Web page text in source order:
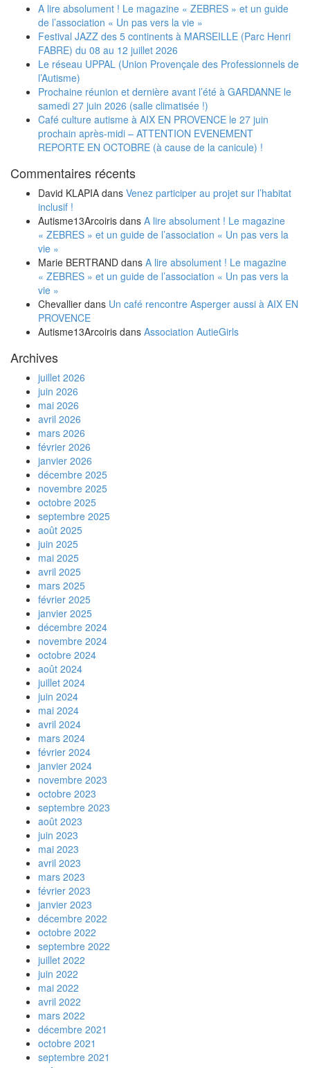
A lire absolument ! Le magazine « ZEBRES » et un guide
de l’association « Un pas vers la vie »
Festival JAZZ des 5 continents à MARSEILLE (Parc Henri
FABRE) du 08 au 12 juillet 2026
Le réseau UPPAL (Union Provençale des Professionnels de
l’Autisme)
Prochaine réunion et dernière avant l’été à GARDANNE le
samedi 27 juin 2026 (salle climatisée !)
Café culture autisme à AIX EN PROVENCE le 27 juin
prochain après-midi – ATTENTION EVENEMENT
REPORTE EN OCTOBRE (à cause de la canicule) !
Commentaires récents
David KLAPIA dans Venez participer au projet sur l’habitat
inclusif !
Autisme13Arcoiris dans A lire absolument ! Le magazine
« ZEBRES » et un guide de l’association « Un pas vers la
vie »
Marie BERTRAND dans A lire absolument ! Le magazine
« ZEBRES » et un guide de l’association « Un pas vers la
vie »
Chevallier dans Un café rencontre Asperger aussi à AIX EN
PROVENCE
Autisme13Arcoiris dans Association AutieGirls
Archives
juillet 2026
juin 2026
mai 2026
avril 2026
mars 2026
février 2026
janvier 2026
décembre 2025
novembre 2025
octobre 2025
septembre 2025
août 2025
juin 2025
mai 2025
avril 2025
mars 2025
février 2025
janvier 2025
décembre 2024
novembre 2024
octobre 2024
août 2024
juillet 2024
juin 2024
mai 2024
avril 2024
mars 2024
février 2024
janvier 2024
novembre 2023
octobre 2023
septembre 2023
août 2023
juin 2023
mai 2023
avril 2023
mars 2023
février 2023
janvier 2023
décembre 2022
octobre 2022
septembre 2022
juillet 2022
juin 2022
mai 2022
avril 2022
mars 2022
décembre 2021
octobre 2021
septembre 2021